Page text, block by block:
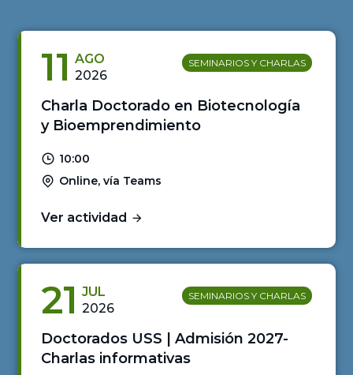
11 AGO
2026
SEMINARIOS Y CHARLAS
Charla Doctorado en Biotecnología
y Bioemprendimiento
10:00
Online, vía Teams
Ver actividad
21 JUL
2026
SEMINARIOS Y CHARLAS
Doctorados USS | Admisión 2027-
Charlas informativas